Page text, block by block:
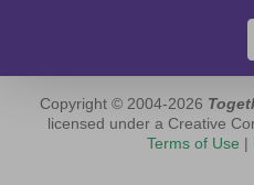
Copyright © 2004-2026
licensed under a Creative
Terms of Use |